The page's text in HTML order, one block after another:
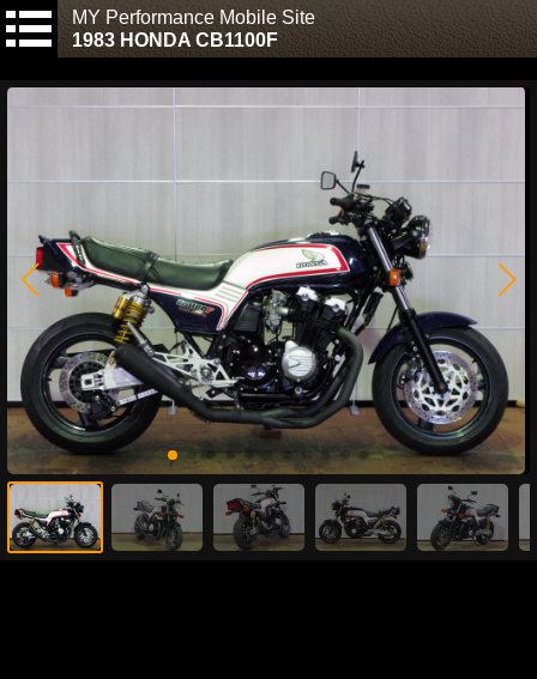
MY Performance Mobile Site
1983 HONDA CB1100F